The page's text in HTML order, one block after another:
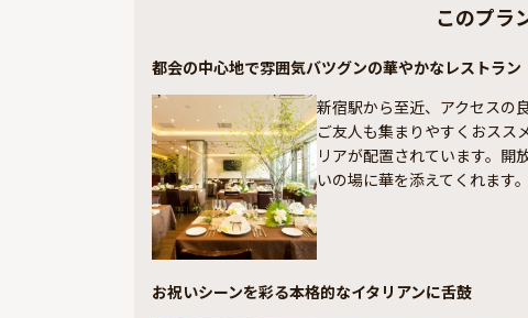
このプラ
都会の中心地で雰囲気バツグンの華やかなレストラン
新宿駅から至近、アクセスの
ご友人も集まりやすくおスス
リアが配置されています。開
いの場に華を添えてくれます。
お祝いシーンを彩る本格的なイタリアンに舌鼓